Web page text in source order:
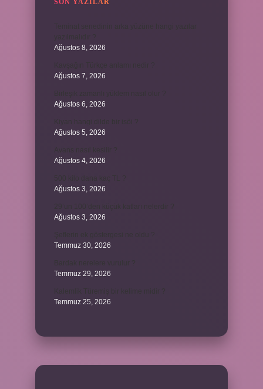
SON YAZILAR
Ağustos 8, 2026
Ağustos 7, 2026
Ağustos 6, 2026
Ağustos 5, 2026
Ağustos 4, 2026
Ağustos 3, 2026
Ağustos 3, 2026
Temmuz 30, 2026
Temmuz 29, 2026
Temmuz 25, 2026